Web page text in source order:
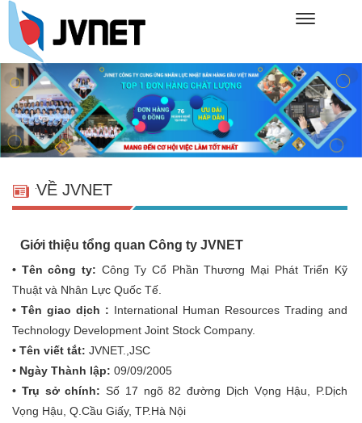
VỀ JVNET
Giới thiệu tổng quan Công ty JVNET
• Tên công ty: Công Ty Cổ Phần Thương Mại Phát Triển Kỹ
Thuật và Nhân Lực Quốc Tế.
• Tên giao dịch : International Human Resources Trading and
Technology Development Joint Stock Company.
• Tên viết tắt: JVNET.,JSC
• Ngày Thành lập: 09/09/2005
• Trụ sở chính: Số 17 ngõ 82 đường Dịch Vọng Hậu, P.Dịch
Vọng Hậu, Q.Cầu Giấy, TP.Hà Nội